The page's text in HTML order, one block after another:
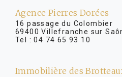
Agence Pierres Dorées
16 passage du Colombier
69400 Villefranche sur
Tel :04 74 65 93 10
Immobilière des